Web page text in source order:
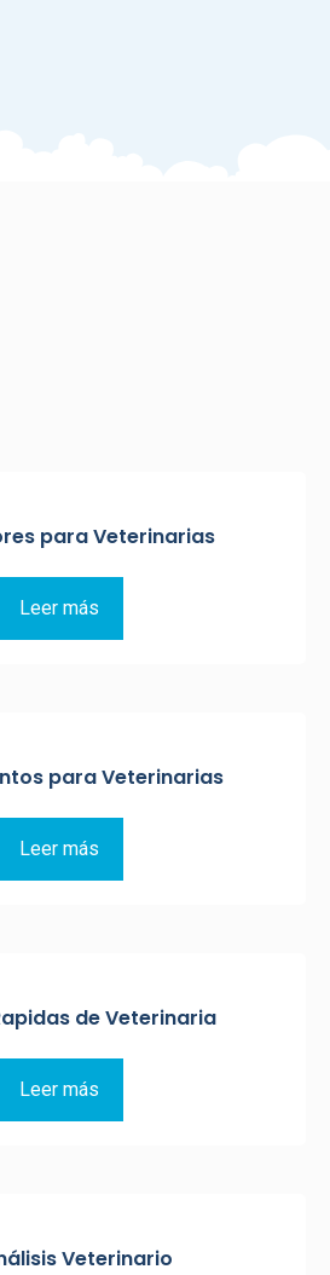
para Veterinarias
Leer más
para Veterinarias
Leer más
de Veterinaria
Leer más
Veterinario